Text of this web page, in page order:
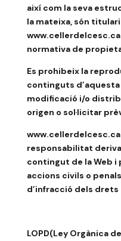
així com la seva
la mateixa, són
normativa de
Es prohibeix la
continguts d’aquesta
modificació i/o
origen o sol·licitar
responsabilitat
contingut de la Web
accions civils o
d’infracció dels drets
LOPD(Ley Orgànica